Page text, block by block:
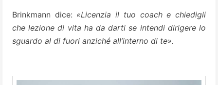
Brinkmann dice: «Licenzia il tuo coach e chiedigli
che lezione di vita ha da darti se intendi dirigere lo
sguardo al di fuori anziché all’interno di te».